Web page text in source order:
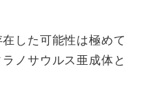
した可能性は極めて
ノサウルス亜成体と